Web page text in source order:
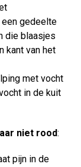
een gedeelte
die blaasjes
kant van het
met vocht
in de kuit
niet rood:
pijn in de